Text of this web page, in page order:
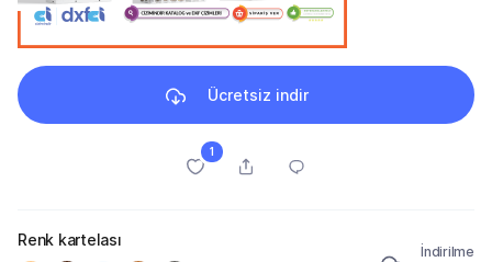
Ücretsiz indir
1
Renk kartelası
İndirilme